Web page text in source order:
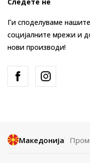
Ги споделуваме
социјалните мрежи и
нови производи!
Македонија